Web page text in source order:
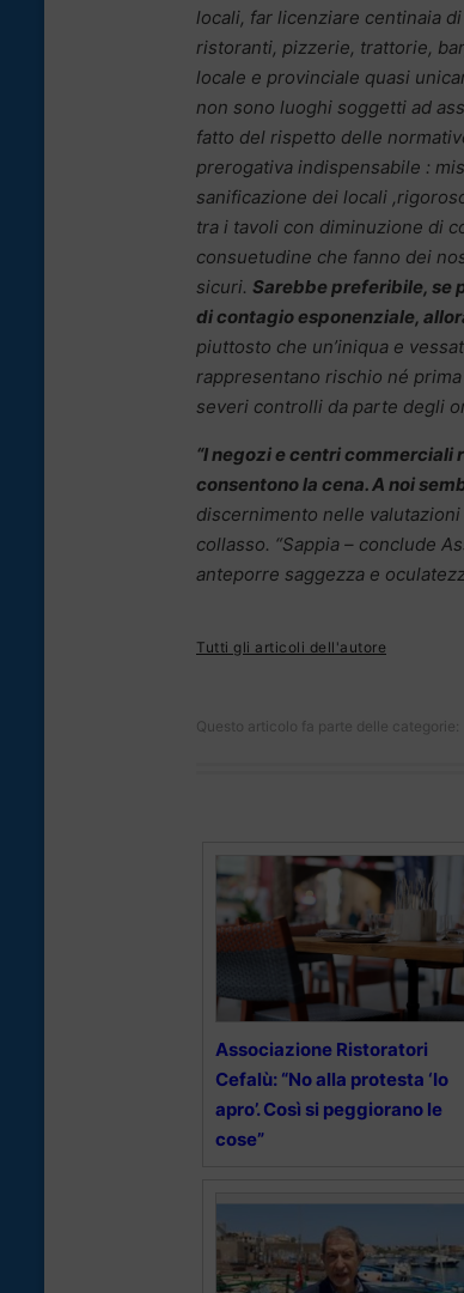
locali, far licenziare centinaia
ristoranti, pizzerie, trattorie,
locale e provinciale quasi
non sono luoghi soggetti ad
fatto del rispetto delle
prerogativa indispensabile :
sanificazione dei locali
tra i tavoli con diminuzione di
consuetudine che fanno dei
sicuri. Sarebbe preferibile, se
di contagio esponenziale,
piuttosto che un’iniqua e
rappresentano rischio né
severi controlli da parte degli
“I negozi e centri
consentono la cena. A noi
discernimento nelle
collasso. “Sappia – conclude
anteporre saggezza e
Tutti gli articoli dell'autore
Questo articolo fa parte delle categorie:
Associazione Ristoratori
Cefalù: “No alla protesta ‘Io
apro’. Così si peggiorano le
cose”